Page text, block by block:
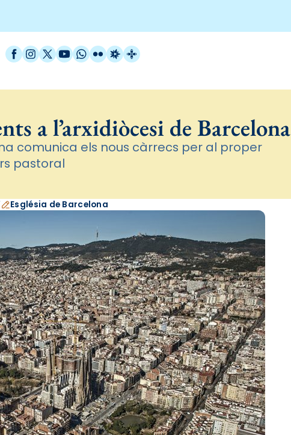
Facebook
Instagram
X / Twitter
YouTube
WhatsApp
FlickrRadio Estel
Catalunya Cristiana
a l’arxidiòcesi de Barcelona
comunica els nous càrrecs per al proper
pastoral
Església de Barcelona